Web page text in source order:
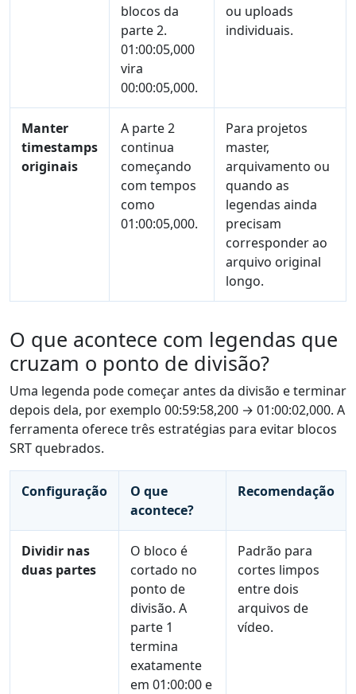
blocos da
parte 2.
01:00:05,000
vira
00:00:05,000.
ou uploads
individuais.
Manter
timestamps
originais
A parte 2
continua
começando
com tempos
como
01:00:05,000.
Para projetos
master,
arquivamento ou
quando as
legendas ainda
precisam
corresponder ao
arquivo original
longo.
O que acontece com legendas que
cruzam o ponto de divisão?
Uma legenda pode começar antes da divisão e terminar
depois dela, por exemplo 00:59:58,200 → 01:00:02,000. A
ferramenta oferece três estratégias para evitar blocos
SRT quebrados.
Configuração
O que
acontece?
Recomendação
Dividir nas
duas partes
O bloco é
cortado no
ponto de
divisão. A
parte 1
termina
exatamente
em 01:00:00 e
Padrão para
cortes limpos
entre dois
arquivos de
vídeo.